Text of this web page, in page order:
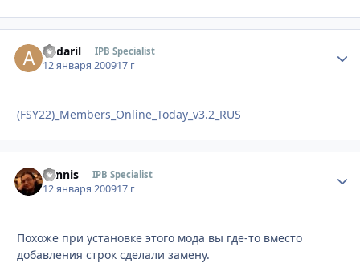
andaril IPB Specialist
12 января 200917 г
(FSY22)_Members_Online_Today_v3.2_RUS
Sannis IPB Specialist
12 января 200917 г
Похоже при установке этого мода вы где-то вместо
добавления строк сделали замену.